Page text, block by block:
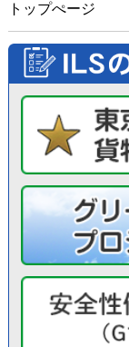
トップぺージ